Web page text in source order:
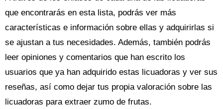
que encontrarás en esta lista, podrás ver más
características e información sobre ellas y adquirirlas si
se ajustan a tus necesidades. Además, también podrás
leer opiniones y comentarios que han escrito los
usuarios que ya han adquirido estas licuadoras y ver sus
reseñas, así como dejar tus propia valoración sobre las
licuadoras para extraer zumo de frutas.